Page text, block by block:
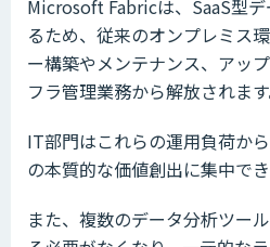
Microsoft Fabricは、SaaS型
るため、従来のオンプレミス
ー構築やメンテナンス、アッ
フラ管理業務から解放されます
IT部門はこれらの運用負荷か
の本質的な価値創出に集中で
また、複数のデータ分析ツー